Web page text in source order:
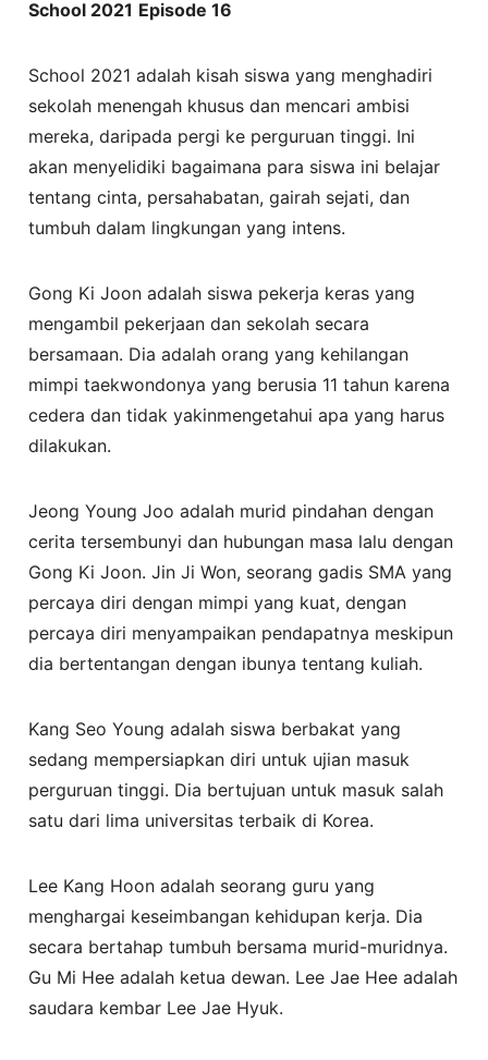
School 2021 Episode 16
School 2021 adalah kisah siswa yang menghadiri
sekolah menengah khusus dan mencari ambisi
mereka, daripada pergi ke perguruan tinggi. Ini
akan menyelidiki bagaimana para siswa ini belajar
tentang cinta, persahabatan, gairah sejati, dan
tumbuh dalam lingkungan yang intens.
Gong Ki Joon adalah siswa pekerja keras yang
mengambil pekerjaan dan sekolah secara
bersamaan. Dia adalah orang yang kehilangan
mimpi taekwondonya yang berusia 11 tahun karena
cedera dan tidak yakinmengetahui apa yang harus
dilakukan.
Jeong Young Joo adalah murid pindahan dengan
cerita tersembunyi dan hubungan masa lalu dengan
Gong Ki Joon. Jin Ji Won, seorang gadis SMA yang
percaya diri dengan mimpi yang kuat, dengan
percaya diri menyampaikan pendapatnya meskipun
dia bertentangan dengan ibunya tentang kuliah.
Kang Seo Young adalah siswa berbakat yang
sedang mempersiapkan diri untuk ujian masuk
perguruan tinggi. Dia bertujuan untuk masuk salah
satu dari lima universitas terbaik di Korea.
Lee Kang Hoon adalah seorang guru yang
menghargai keseimbangan kehidupan kerja. Dia
secara bertahap tumbuh bersama murid-muridnya.
Gu Mi Hee adalah ketua dewan. Lee Jae Hee adalah
saudara kembar Lee Jae Hyuk.